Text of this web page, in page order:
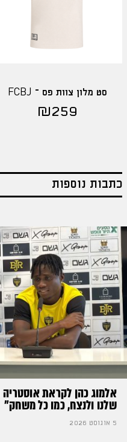
סט מלון צוות פס – FCBJ
₪259
כתבות נוספות
אלמוג כהן לקראת
שלנו ולנצח, כמו כל משחק״
5 אוגוסט 2026